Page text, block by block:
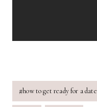
Post
Tags:
#how to get ready for a date